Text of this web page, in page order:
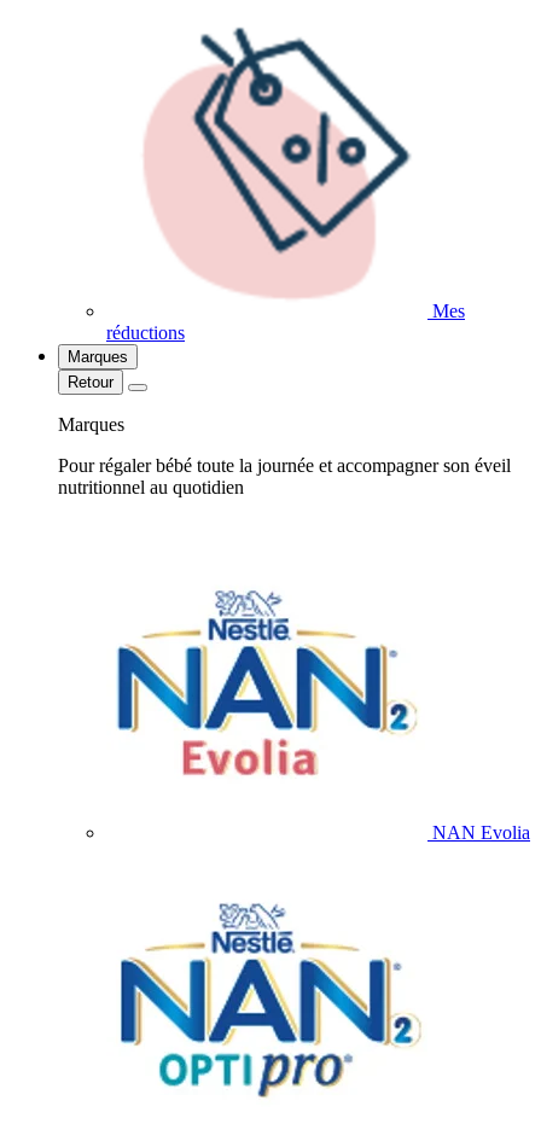
Mes
réductions
Marques
Retour
Marques
Pour régaler bébé toute la journée et accompagner son éveil
nutritionnel au quotidien
NAN Evolia